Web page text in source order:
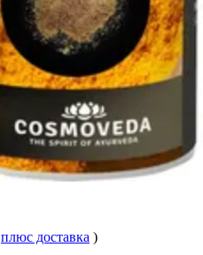
плюс доставка )